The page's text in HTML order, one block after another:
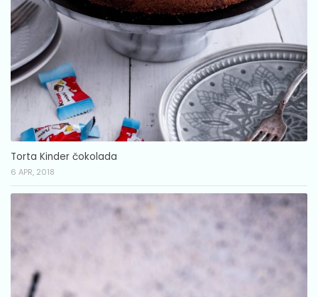
Torta Kinder čokolada
6 APR, 2018